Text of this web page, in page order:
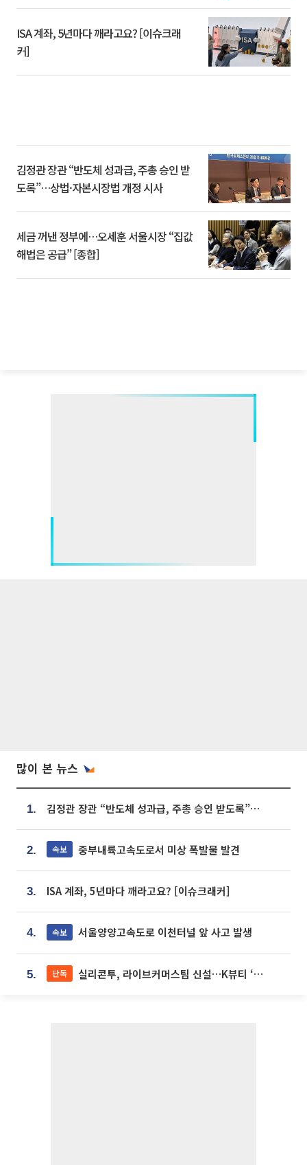
ISA 계좌, 5년마다 깨라고요? [이슈크래
커]
김정관 장관 “반도체 성과급, 주총 승인 받
도록”…상법·자본시장법 개정 시사
세금 꺼낸 정부에…오세훈 서울시장 “집값
해법은 공급” [종합]
많이 본 뉴스
1. 김정관 장관 “반도체 성과급, 주총 승인 받도록”…상법·자본시장법 개정 시사
2. 속보 중부내륙고속도로서 미상 폭발물 발견
3. ISA 계좌, 5년마다 깨라고요? [이슈크래커]
4. 속보 서울양양고속도로 이천터널 앞 사고 발생
5. 단독 실리콘투, 라이브커머스팀 신설…K뷰티 ‘글로벌 판매망’ 확대[K뷰티 라방戰]